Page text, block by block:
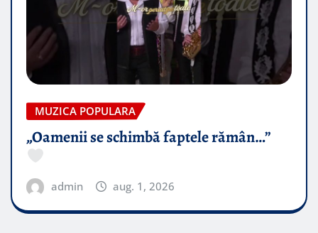
MUZICA POPULARA
„Oamenii se schimbă faptele rămân…”
admin aug. 1, 2026